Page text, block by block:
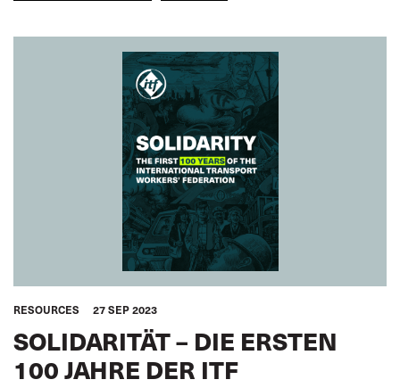
RESOURCES 27 SEP 2023
SOLIDARITÄT – DIE ERSTEN
100 JAHRE DER ITF